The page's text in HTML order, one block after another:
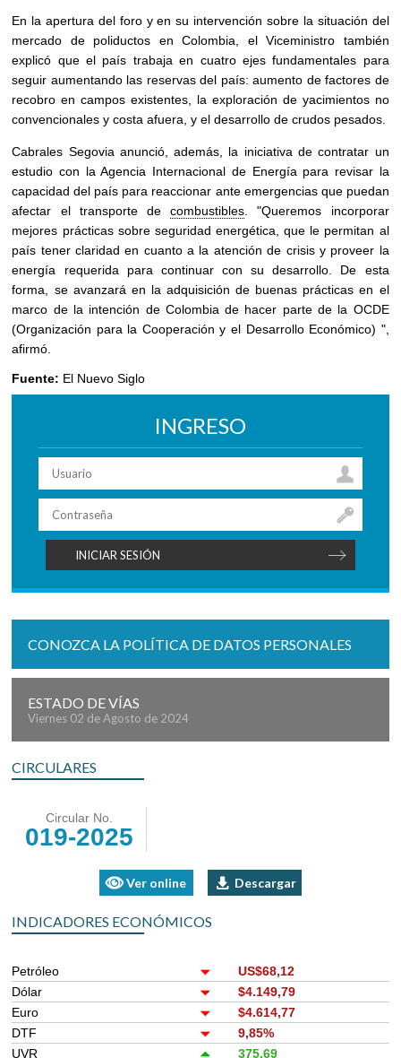
En la apertura del foro y en su intervención sobre la situación del
mercado de poliductos en Colombia, el Viceministro también
explicó que el país trabaja en cuatro ejes fundamentales para
seguir aumentando las reservas del país: aumento de factores de
recobro en campos existentes, la exploración de yacimientos no
convencionales y costa afuera, y el desarrollo de crudos pesados.
Cabrales Segovia anunció, además, la iniciativa de contratar un
estudio con la Agencia Internacional de Energía para revisar la
capacidad del país para reaccionar ante emergencias que puedan
afectar el transporte decombustibles . "Queremos incorporar
mejores prácticas sobre seguridad energética, que le permitan al
país tener claridad en cuanto a la atención de crisis y proveer la
energía requerida para continuar con su desarrollo. De esta
forma, se avanzará en la adquisición de buenas prácticas en el
marco de la intención de Colombia de hacer parte de la OCDE
(Organización para la Cooperación y el Desarrollo Económico) ",
afirmó.
Fuente: El Nuevo Siglo
INGRESO
CONOZCA LA POLÍTICA DE DATOS PERSONALES
ESTADO DE VÍAS
Viernes 02 de Agosto de 2024
CIRCULARES
Circular No.
019-2025
Ver online Descargar
INDICADORES ECONÓMICOS
Petróleo
US$68,12
Dólar
$4.149,79
Euro
$4.614,77
DTF
9,85%
UVR
375,69